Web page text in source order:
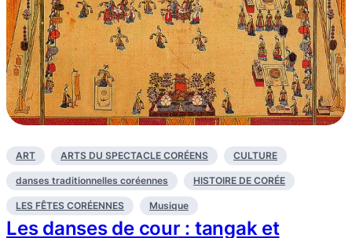
ART ARTS DU SPECTACLE CORÉENS CULTURE
danses traditionnelles coréennes HISTOIRE DE CORÉE
LES FÊTES CORÉENNES Musique
Les danses de cour : tangak et